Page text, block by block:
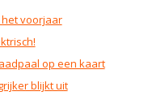
voorjaar
op een kaart
blijkt uit